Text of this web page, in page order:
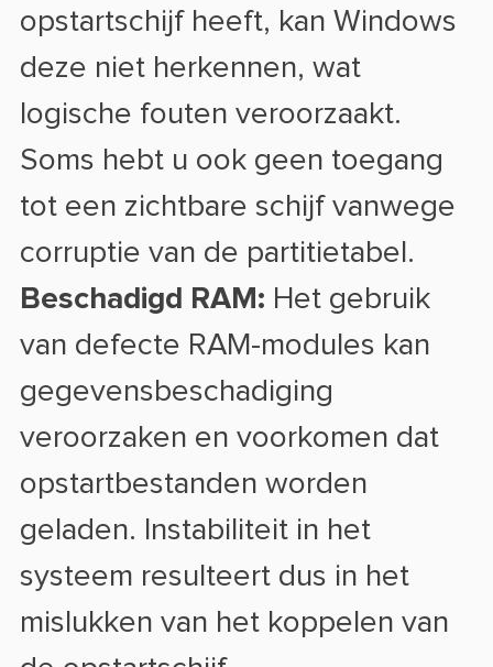
opstartschijf heeft, kan Windows
deze niet herkennen, wat
logische fouten veroorzaakt.
Soms hebt u ook geen toegang
tot een zichtbare schijf vanwege
corruptie van de partitietabel.
Beschadigd RAM: Het gebruik
van defecte RAM-modules kan
gegevensbeschadiging
veroorzaken en voorkomen dat
opstartbestanden worden
geladen. Instabiliteit in het
systeem resulteert dus in het
mislukken van het koppelen van